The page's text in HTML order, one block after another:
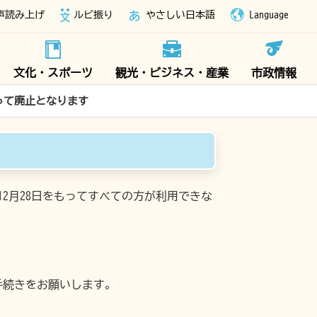
読み上げ ルビ振り やさしい日本語 Language
文化・スポーツ 観光・ビジネス・産業 市政情報
て廃止となります
月28日をもってすべての方が利用できな
きをお願いします。